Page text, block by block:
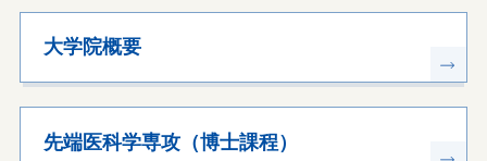
大学院概要
先端医科学専攻（博士課程）